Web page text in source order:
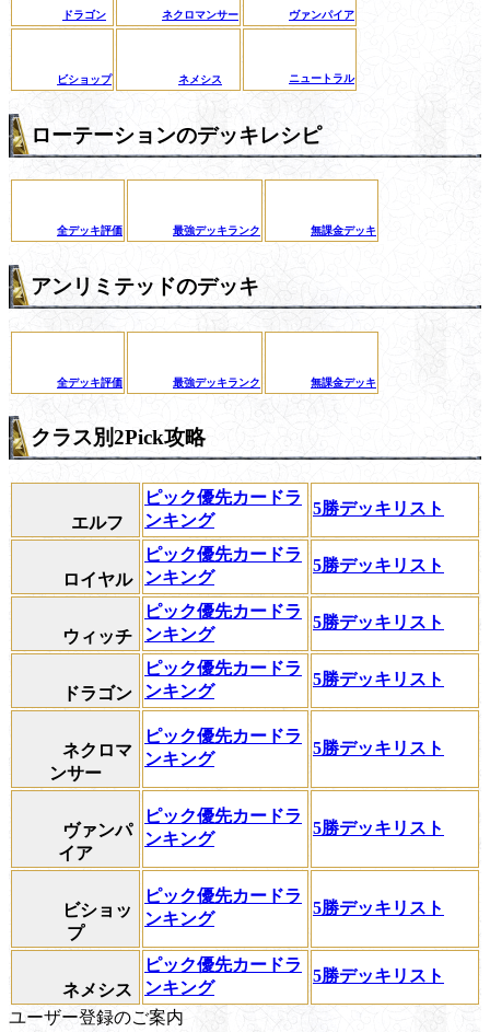
ドラゴン ネクロマンサー ヴァンパイア
ビショップ ネメシス ニュートラル
ローテーションのデッキレシピ
全デッキ評価 最強デッキランク 無課金デッキ
アンリミテッドのデッキ
全デッキ評価 最強デッキランク 無課金デッキ
クラス別2Pick攻略
エルフ
ピック優先カードラ
ンキング
5勝デッキリスト
ロイヤル
ピック優先カードラ
ンキング
5勝デッキリスト
ウィッチ
ピック優先カードラ
ンキング
5勝デッキリスト
ドラゴン
ピック優先カードラ
ンキング
5勝デッキリスト
ネクロマ
ンサー
ピック優先カードラ
ンキング
5勝デッキリスト
ヴァンパ
イア
ピック優先カードラ
ンキング
5勝デッキリスト
ビショッ
プ
ピック優先カードラ
ンキング
5勝デッキリスト
ネメシス
ピック優先カードラ
ンキング
5勝デッキリスト
ユーザー登録のご案内